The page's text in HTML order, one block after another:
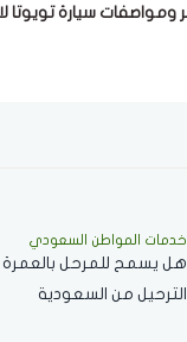
خدمات المواطن السعودي
هل يسمح للمرحل
الترحيل من السعودية